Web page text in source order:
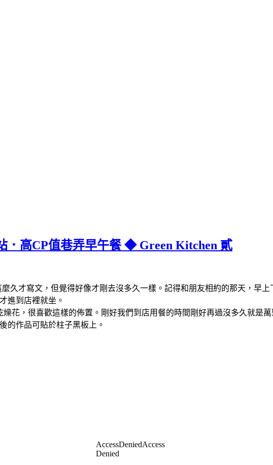
高CP值巷弄早午餐 ◆ Green Kitchen 貳
久才寫文，但覺得好像才剛去沒多久一樣。記得和朋友相約的那天，早
進到店裡就坐。
，很喜歡這樣的佈置。剛好我們到店用餐的時間剛好再過沒多久就是
的作品可貼於柱子黑板上。